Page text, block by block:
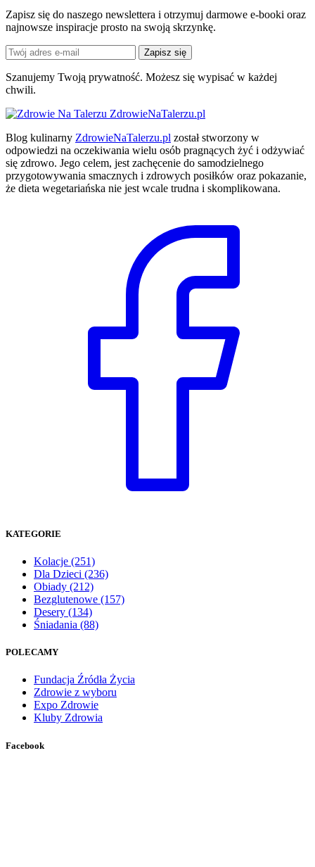
Zapisz się do naszego newslettera i otrzymuj darmowe e-booki oraz
najnowsze inspiracje prosto na swoją skrzynkę.
Zapisz się
Szanujemy Twoją prywatność. Możesz się wypisać w każdej
chwili.
ZdrowieNaTalerzu.pl
Blog kulinarny ZdrowieNaTalerzu.pl został stworzony w
odpowiedzi na oczekiwania wielu osób pragnących żyć i odżywiać
się zdrowo. Jego celem, jest zachęcenie do samodzielnego
przygotowywania smacznych i zdrowych posiłków oraz pokazanie,
że dieta wegetariańska nie jest wcale trudna i skomplikowana.
KATEGORIE
Kolacje (251)
Dla Dzieci (236)
Obiady (212)
Bezglutenowe (157)
Desery (134)
Śniadania (88)
POLECAMY
Fundacja Źródła Życia
Zdrowie z wyboru
Expo Zdrowie
Kluby Zdrowia
Facebook